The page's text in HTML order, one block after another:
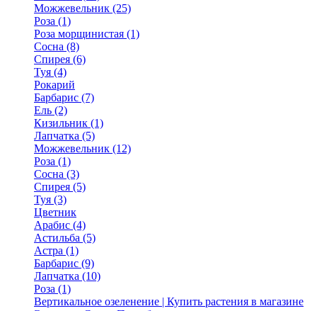
Можжевельник (25)
Роза (1)
Роза морщинистая (1)
Сосна (8)
Спирея (6)
Туя (4)
Рокарий
Барбарис (7)
Ель (2)
Кизильник (1)
Лапчатка (5)
Можжевельник (12)
Роза (1)
Сосна (3)
Спирея (5)
Туя (3)
Цветник
Арабис (4)
Астильба (5)
Астра (1)
Барбарис (9)
Лапчатка (10)
Роза (1)
Вертикальное озеленение | Купить растения в магазине